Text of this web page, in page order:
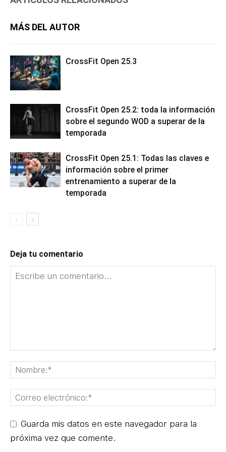
MÁS DEL AUTOR
CrossFit Open 25.3
CrossFit Open 25.2: toda la información
sobre el segundo WOD a superar de la
temporada
CrossFit Open 25.1: Todas las claves e
información sobre el primer
entrenamiento a superar de la
temporada
Deja tu comentario
Guarda mis datos en este navegador para la
próxima vez que comente.